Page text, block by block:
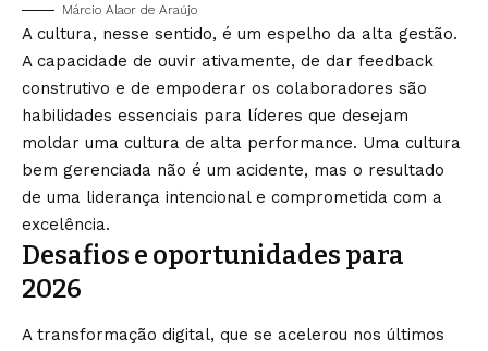
Márcio Alaor de Araújo
A cultura, nesse sentido, é um espelho da alta gestão.
A capacidade de ouvir ativamente, de dar feedback
construtivo e de empoderar os colaboradores são
habilidades essenciais para líderes que desejam
moldar uma cultura de alta performance. Uma cultura
bem gerenciada não é um acidente, mas o resultado
de uma liderança intencional e comprometida com a
excelência.
Desafios e oportunidades para
2026
A transformação digital, que se acelerou nos últimos